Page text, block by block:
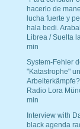
hacerlo de
lucha fuerte y
hala bedi.
Librea / Suelta
min
System-Fehler
"Katastrophe"
Arbeiterkämpfe?
Radio Lora
min
Interview with
black agenda